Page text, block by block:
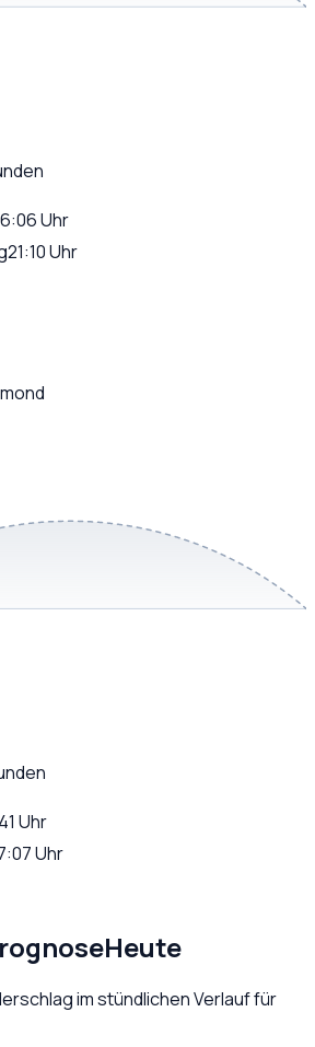
Uhr
21:10 Uhr
Uhr
Uhr
Heute
im stündlichen Verlauf für